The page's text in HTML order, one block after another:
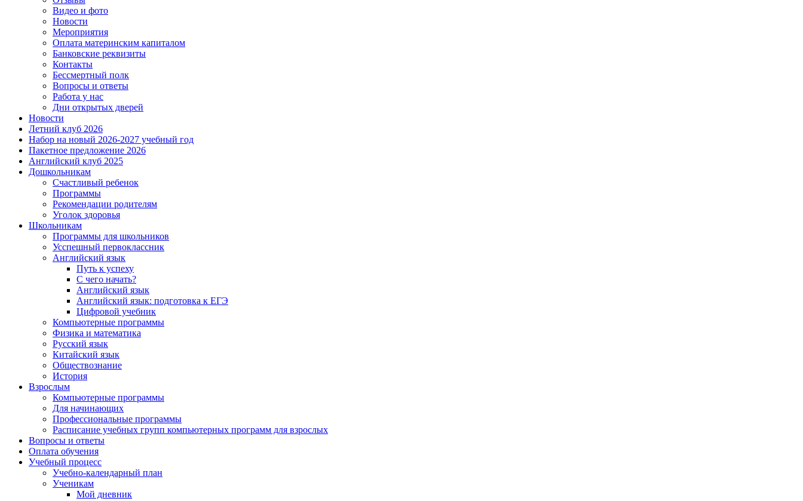
Видео и фото
Новости
Мероприятия
Оплата материнским капиталом
Банковские реквизиты
Контакты
Бессмертный полк
Вопросы и ответы
Работа у нас
Дни открытых дверей
Новости
Летний клуб 2026
Набор на новый 2026-2027 учебный год
Пакетное предложение 2026
Английский клуб 2025
Дошкольникам
Счастливый ребенок
Программы
Рекомендации родителям
Уголок здоровья
Школьникам
Программы для школьников
Усспешный первоклассник
Английский язык
Путь к успеху
С чего начать?
Английский язык
Английский язык: подготовка к ЕГЭ
Цифровой учебник
Компьютерные программы
Физика и математика
Русский язык
Китайский язык
Обществознание
История
Взрослым
Компьютерные программы
Для начинающих
Профессиональные программы
Расписание учебных групп компьютерных программ для взрослых
Вопросы и ответы
Оплата обучения
Учебный процесс
Учебно-календарный план
Ученикам
Мой дневник